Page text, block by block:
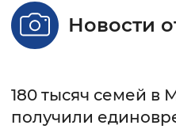
Стандартный
Новости
180 тысяч семей в
получили